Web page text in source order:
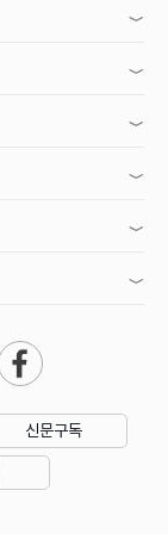
신문구독